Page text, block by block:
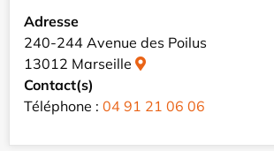
Adresse
240-244 Avenue des Poilus
13012 Marseille
Contact(s)
Téléphone : 04 91 21 06 06